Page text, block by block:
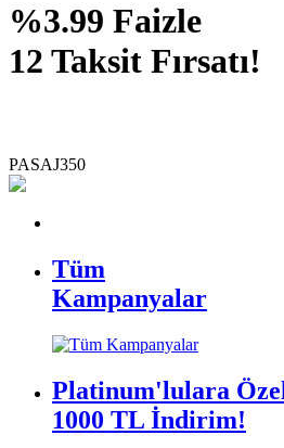
%3.99 Faizle
12 Taksit Fırsatı!
PASAJ350
Tüm
Kampanyalar
Platinum'lulara Özel
1000 TL İndirim!